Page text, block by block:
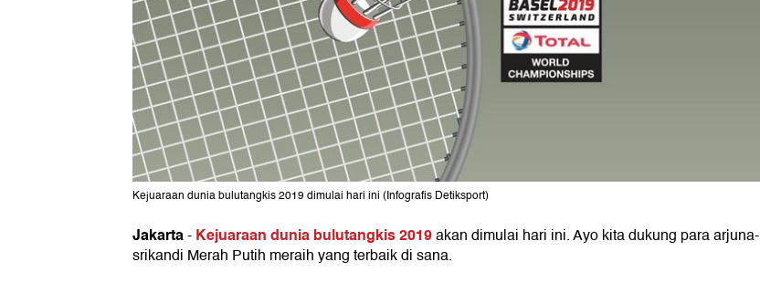
Kejuaraan dunia bulutangkis 2019 dimulai hari ini (Infografis Detiksport)
Jakarta-Kejuaraan dunia bulutangkis 2019akan dimulai hari ini. Ayo kita dukung para arjuna-
srikandi Merah Putih meraih yang terbaik di sana.